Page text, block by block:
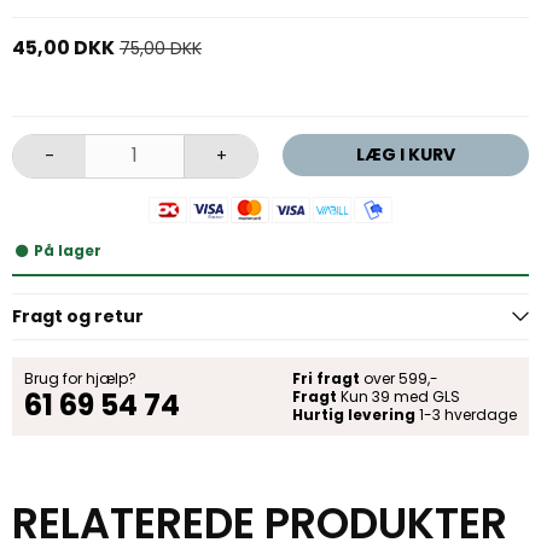
45,00 DKK 75,00 DKK
- + LÆG I KURV
På lager
Fragt og retur
Brug for hjælp?
61 69 54 74
Fri fragt over 599,-
Fragt Kun 39 med GLS
Hurtig levering 1-3 hverdage
RELATEREDE PRODUKTER